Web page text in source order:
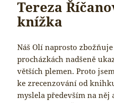
Tereza
knížka
Náš Olí naprosto
procházkách nadšeně
větších plemen. Proto
ke zrecenzování od
myslela především na něj